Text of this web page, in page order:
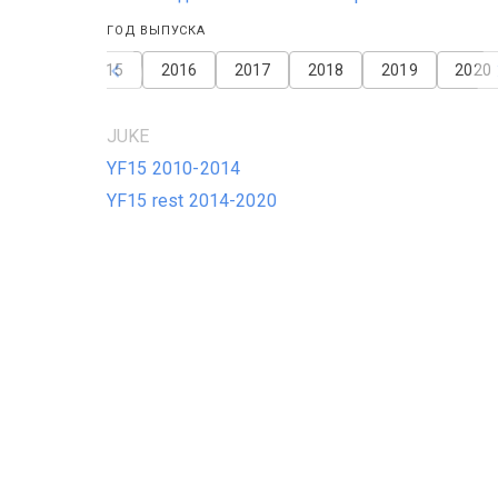
ГОД ВЫПУСКА
2020
2019
2018
2017
2016
2015
JUKE
YF15 2010-2014
YF15 rest 2014-2020